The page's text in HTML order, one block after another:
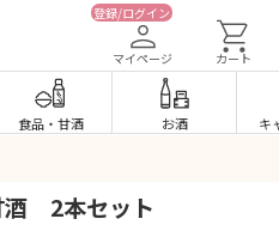
登録/ログイン
マイページ カート
食品・ 甘酒 お酒 キ
酒 2本セット